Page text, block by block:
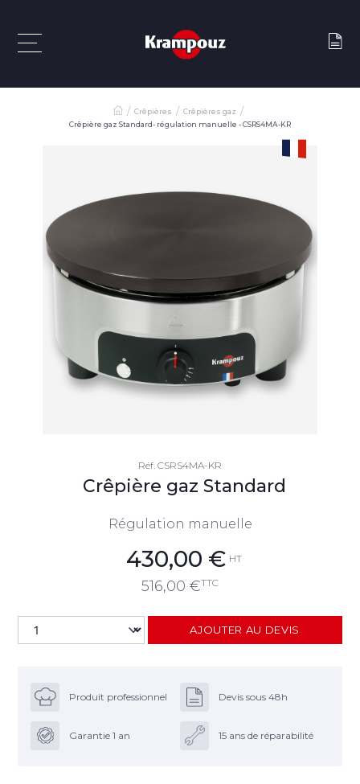
Crêpières
Crêpières gaz
Crêpière gaz Standard- régulation manuelle - CSRS4MA-KR
Réf. CSRS4MA-KR
Crêpière gaz Standard
Régulation manuelle
430,00 € HT
516,00 €TTC
AJOUTER AU DEVIS
Produit professionnel Devis sous 48h
Garantie 1 an 15 ans de réparabilité